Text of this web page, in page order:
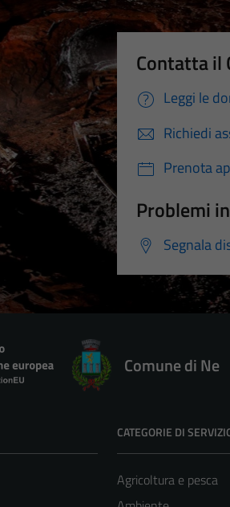
Contatta il
Leggi le
Richiedi
Prenota
Problemi
Segnala
Comune di Ne
CATEGORIE DI
Agricoltura e pesca